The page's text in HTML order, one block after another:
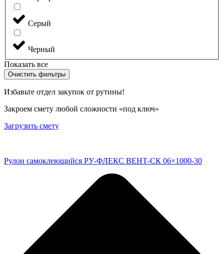
Серый
Черный
Показать все
Очистить фильтры
Избавьте отдел закупок от рутины!
Закроем смету любой сложности «под ключ»
Загрузить смету
Рулон самоклеющийся РУ-ФЛЕКС ВЕНТ-СК 06×1000-30